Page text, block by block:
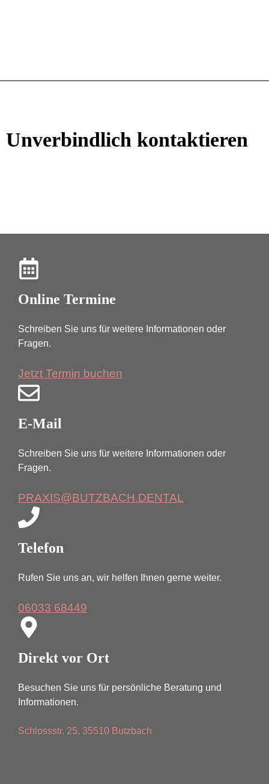
Unverbindlich kontaktieren
Online Termine
Schreiben Sie uns für weitere Informationen oder
Fragen.
Jetzt Termin buchen
E-Mail
Schreiben Sie uns für weitere Informationen oder
Fragen.
PRAXIS@BUTZBACH.DENTAL
Telefon
Rufen Sie uns an, wir helfen Ihnen gerne weiter.
06033 68449
Direkt vor Ort
Besuchen Sie uns für persönliche Beratung und
Informationen.
Schlossstr. 25, 35510 Butzbach